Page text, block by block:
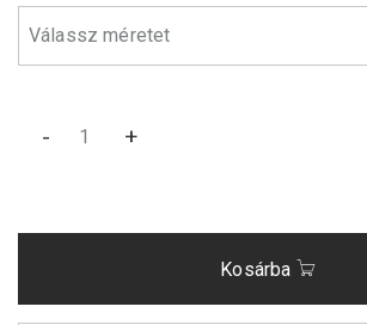
- +
Kosárba